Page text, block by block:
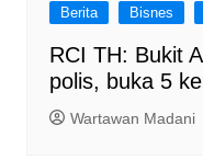
Berita Bisnes
RCI TH: Bukit
polis, buka 5
Wartawan Madani